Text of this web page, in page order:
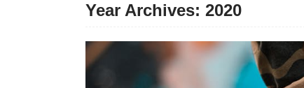
Year Archives: 2020